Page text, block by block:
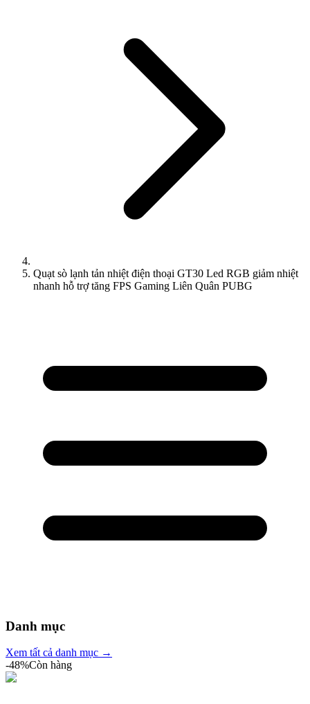
Quạt sò lạnh tản nhiệt điện thoại GT30 Led RGB giảm nhiệt
nhanh hỗ trợ tăng FPS Gaming Liên Quân PUBG
Danh mục
Xem tất cả danh mục →
-48%Còn hàng